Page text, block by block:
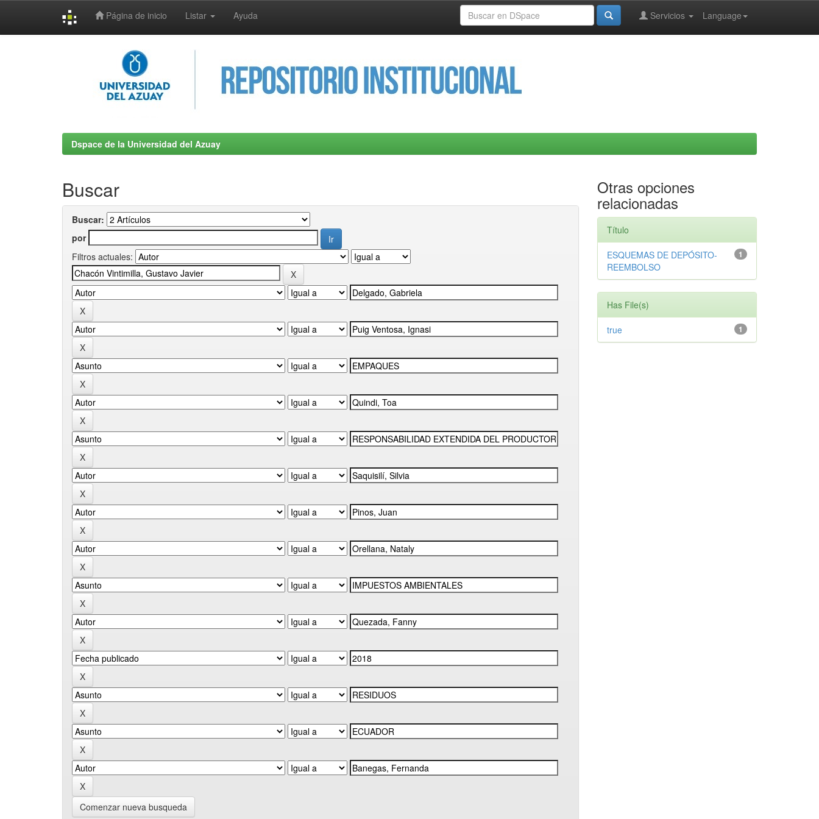
Página de inicio Listar Ayuda Language
Servicios
Dspace de la Universidad del Azuay
Buscar
Buscar:
por
Filtros actuales:
Comenzar nueva busqueda
Otras opciones
relacionadas
Título
1
ESQUEMAS DE DEPÓSITO-
REEMBOLSO
Has File(s)
1
true